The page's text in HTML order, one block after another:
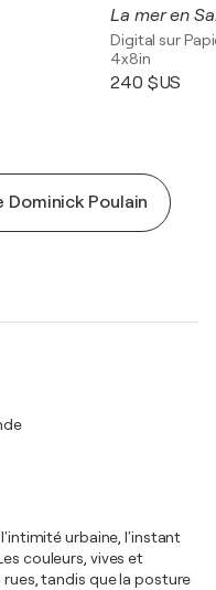
La mer en
Digital sur
4x8in
240 $US
Poulain
urbaine, l'instant
couleurs, vives et
tandis que la posture